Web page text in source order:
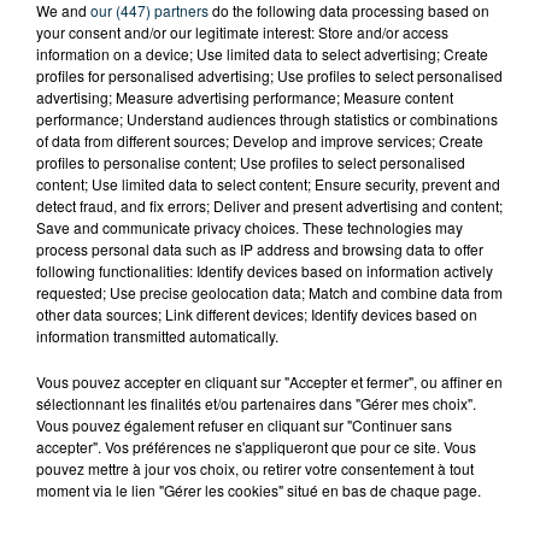
TITRES DIFFUSÉS
9h23
9h23
We and our (447) partnersdo the following data processing based on
your consent and/or our legitimate interest: Store and/or access
information on a device; Use limited data to select advertising; Create
profiles for personalised advertising; Use profiles to select personalised
advertising; Measure advertising performance; Measure content
performance; Understand audiences through statistics or combinations
of data from different sources; Develop and improve services; Create
profiles to personalise content; Use profiles to select personalised
content; Use limited data to select content; Ensure security, prevent and
detect fraud, and fix errors; Deliver and present advertising and content;
Save and communicate privacy choices. These technologies may
process personal data such as IP address and browsing data to offer
following functionalities: Identify devices based on information actively
requested; Use precise geolocation data; Match and combine data from
other data sources; Link different devices; Identify devices based on
information transmitted automatically.
Vous pouvez accepter en cliquant sur "Accepter et fermer", ou affiner en
sélectionnant les finalités et/ou partenaires dans "Gérer mes choix".
Vous pouvez également refuser en cliquant sur "Continuer sans
accepter". Vos préférences ne s'appliqueront que pour ce site. Vous
pouvez mettre à jour vos choix, ou retirer votre consentement à tout
moment via le lien "Gérer les cookies" situé en bas de chaque page.